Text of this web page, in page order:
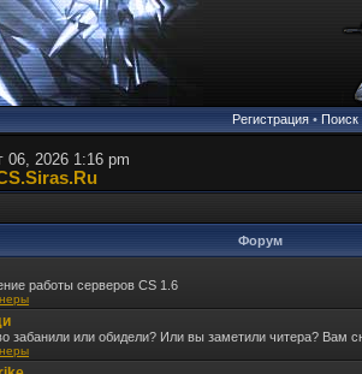
Регистрация• Поиск
06, 2026 1:16 pm
Форум
работы серверов CS 1.6
забанили или обидели? Или вы заметили читера? Вам